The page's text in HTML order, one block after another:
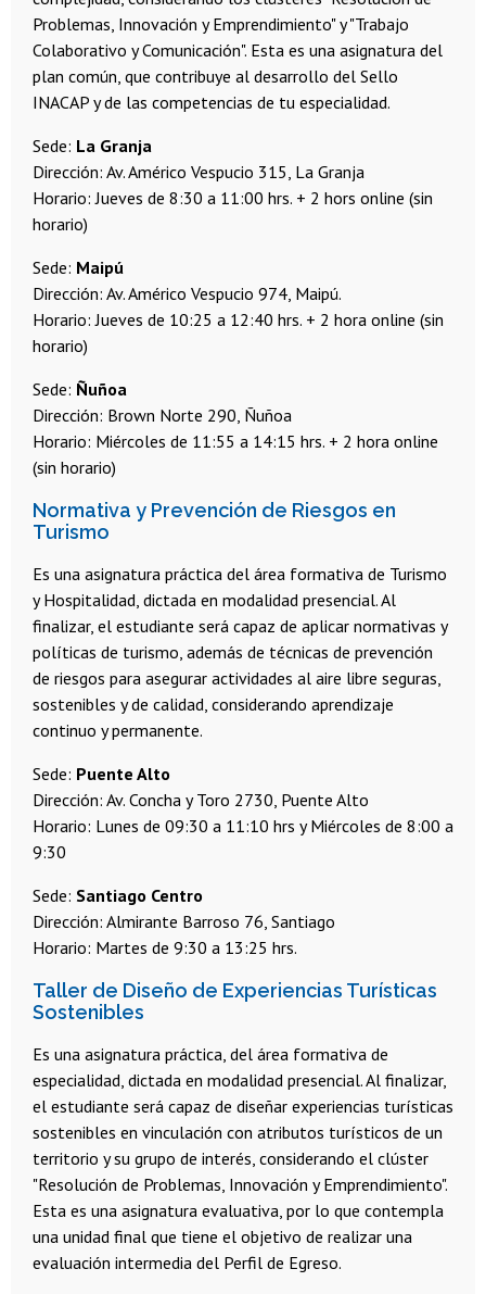
Problemas, Innovación y Emprendimiento" y "Trabajo
Colaborativo y Comunicación". Esta es una asignatura del
plan común, que contribuye al desarrollo del Sello
INACAP y de las competencias de tu especialidad.
Sede: La Granja
Dirección: Av. Américo Vespucio 315, La Granja
Horario: Jueves de 8:30 a 11:00 hrs. + 2 hors online (sin
horario)
Sede: Maipú
Dirección: Av. Américo Vespucio 974, Maipú.
Horario: Jueves de 10:25 a 12:40 hrs. + 2 hora online (sin
horario)
Sede: Ñuñoa
Dirección: Brown Norte 290, Ñuñoa
Horario: Miércoles de 11:55 a 14:15 hrs. + 2 hora online
(sin horario)
Normativa y Prevención de Riesgos en
Turismo
Es una asignatura práctica del área formativa de Turismo
y Hospitalidad, dictada en modalidad presencial. Al
finalizar, el estudiante será capaz de aplicar normativas y
políticas de turismo, además de técnicas de prevención
de riesgos para asegurar actividades al aire libre seguras,
sostenibles y de calidad, considerando aprendizaje
continuo y permanente.
Sede: Puente Alto
Dirección: Av. Concha y Toro 2730, Puente Alto
Horario: Lunes de 09:30 a 11:10 hrs y Miércoles de 8:00 a
9:30
Sede: Santiago Centro
Dirección: Almirante Barroso 76, Santiago
Horario: Martes de 9:30 a 13:25 hrs.
Taller de Diseño de Experiencias Turísticas
Sostenibles
Es una asignatura práctica, del área formativa de
especialidad, dictada en modalidad presencial. Al finalizar,
el estudiante será capaz de diseñar experiencias turísticas
sostenibles en vinculación con atributos turísticos de un
territorio y su grupo de interés, considerando el clúster
"Resolución de Problemas, Innovación y Emprendimiento".
Esta es una asignatura evaluativa, por lo que contempla
una unidad final que tiene el objetivo de realizar una
evaluación intermedia del Perfil de Egreso.